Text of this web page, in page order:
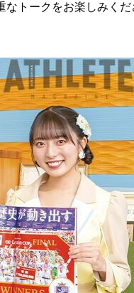
なトークをお楽しみくだ